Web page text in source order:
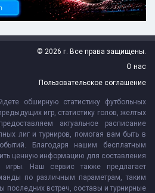
© 2026 г. Все права защищены.
О нас
Пользовательское соглашение
обширную статистику футбольных
игр, статистику голов, желтых
актуальное расписание
лиг и турниров, помогая вам быть в
Благодаря нашим бесплатным
ценную информацию для составления
игры. Наш сервис также предлагает
по различным параметрам, таким
последних встреч, составы и турнирные